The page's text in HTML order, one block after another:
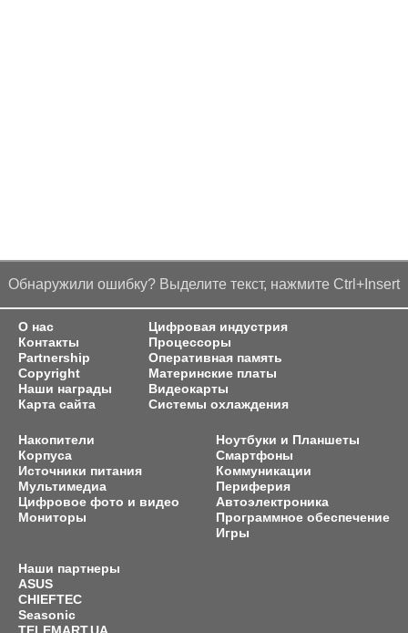
Обнаружили ошибку? Выделите текст, нажмите Ctrl+Insert
О нас
Контакты
Partnership
Copyright
Наши награды
Карта сайта
Цифровая индустрия
Процессоры
Оперативная память
Материнские платы
Видеокарты
Системы охлаждения
Накопители
Корпуса
Источники питания
Мультимедиа
Цифровое фото и видео
Мониторы
Ноутбуки и Планшеты
Смартфоны
Коммуникации
Периферия
Автоэлектроника
Программное обеспечение
Игры
Наши партнеры
ASUS
CHIEFTEC
Seasonic